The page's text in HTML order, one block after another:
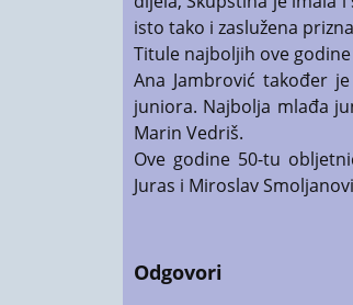
isto tako i zaslužena
Titule najboljih ove
Ana Jambrović također
juniora. Najbolja mlađa
Marin Vedriš.
Ove godine 50-tu
Juras i Miroslav
Odgovori